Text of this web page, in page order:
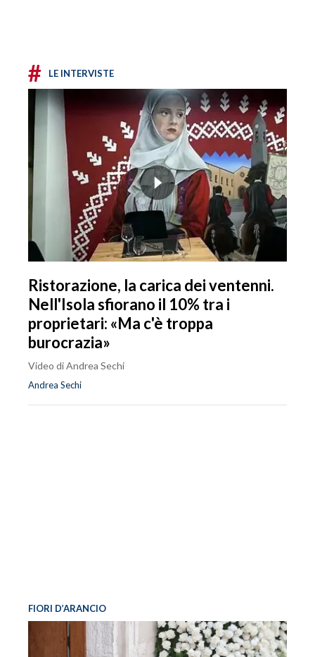
# LE INTERVISTE
Ristorazione, la carica dei ventenni.
Nell'Isola sfiorano il 10% tra i
proprietari: «Ma c'è troppa
burocrazia»
Video di Andrea Sechi
Andrea Sechi
FIORI D’ARANCIO